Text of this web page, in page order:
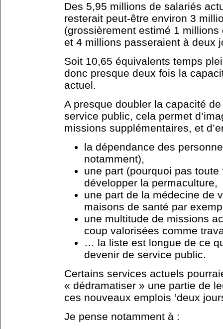
Des 5,95 millions de salariés
resterait peut-être environ 3
(grossièrement estimé 1
et 4 millions passeraient à deux
Soit 10,65 équivalents temps
donc presque deux fois la
actuel.
A presque doubler la capacité
service public, cela permet
missions supplémentaires, et
la dépendance des
notamment),
une part (pourquoi pas toute
développer la permaculture,
une part de la médecine de
maisons de santé par
une multitude de missions
coup valorisées comme
… la liste est longue de ce
devenir de service public.
Certains services actuels
« dédramatiser » une partie de
ces nouveaux emplois ‘deux
Je pense notamment à :